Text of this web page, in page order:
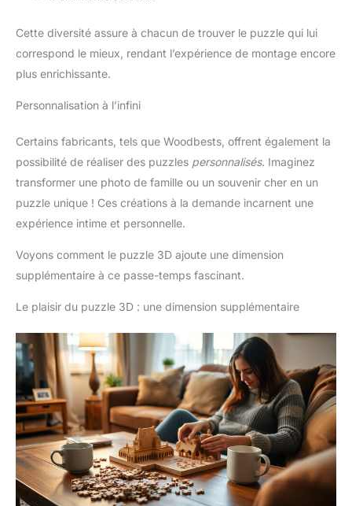
Cette diversité assure à chacun de trouver le puzzle qui lui
correspond le mieux, rendant l’expérience de montage encore
plus enrichissante.
Personnalisation à l’infini
Certains fabricants, tels que Woodbests, offrent également la
possibilité de réaliser des puzzles personnalisés. Imaginez
transformer une photo de famille ou un souvenir cher en un
puzzle unique ! Ces créations à la demande incarnent une
expérience intime et personnelle.
Voyons comment le puzzle 3D ajoute une dimension
supplémentaire à ce passe-temps fascinant.
Le plaisir du puzzle 3D : une dimension supplémentaire